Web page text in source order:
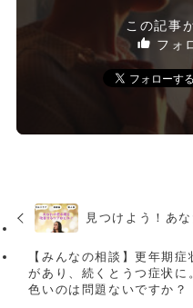
この記事
フォ
見つけよう！あ
【みんなの相談】更年期
があり、続くとうつ症状に
色いのは問題ないですか？